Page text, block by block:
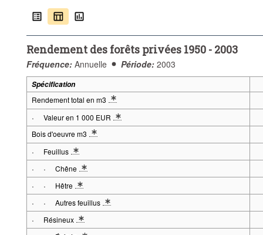
Rendement des forêts privées 1950 - 2003
Fréquence: Annuelle Période: 2003
Spécification
Rendement total en m3
* Note specification 1: Source: Statistiques forestières, Enquête
· Valeur en 1 000 EUR
* Note specification 1: Source: Statistiques forestières, Enquête
Bois d'oeuvre m3
* Note specification 1: Source: Statistiques forestières, Enquête
· Feuillus
* Note specification 1: Source: Statistiques forestières, Enquête
· · Chêne
* Note specification 1: Source: Statistiques forestières, Enquête
· · Hêtre
* Note specification 1: Source: Statistiques forestières, Enquête
· · Autres feuillus
* Note specification 1: Source: Statistiques forestières, Enquête
· Résineux
* Note specification 1: Source: Statistiques forestières, Enquête